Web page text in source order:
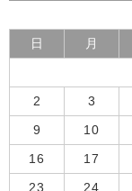
日 月
2 3
9 10
16 17
23 24